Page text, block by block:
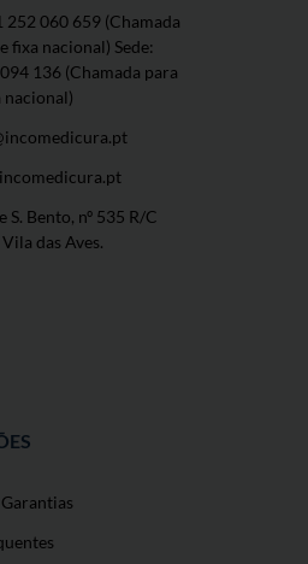
252 060 659 (Chamada
fixa nacional) Sede:
136 (Chamada para
nacional)
S. Bento, nº 535 R/C
das Aves.